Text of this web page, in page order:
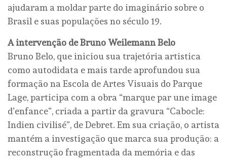
ajudaram a moldar parte do imaginário sobre o
Brasil e suas populações no século 19.
A intervenção de Bruno Weilemann Belo
Bruno Belo, que iniciou sua trajetória artistica
como autodidata e mais tarde aprofundou sua
formação na Escola de Artes Visuais do Parque
Lage, participa com a obra “marque par une image
d’enfance”, criada a partir da gravura “Cabocle:
Indien civilisé”, de Debret. Em sua criação, o artista
mantém a investigação que marca sua produção: a
reconstrução fragmentada da memória e das